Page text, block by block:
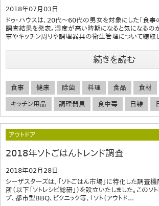
2018年07月03日
ドゥ・ハウスは、20代～60代の男女を対象にした「食
調査結果を発表。湿度が高い時期になると気になるの
事やキッチン周りや調理器具の衛生管理について聴取
続きを読む
食事 健康 除菌 料理 食品 食材
キッチン用品 調理器具 食中毒 日雑
アウトドア
2018年ソトごはんトレンド調査
2018年02月28日
シーザスターズは、「ソトごはん市場」に特化した調査
所（以下「ソトレシピ総研」）を設立いたしました。このソ
プ、都市型BBQ、ピクニック等、「ソト（アウトド...